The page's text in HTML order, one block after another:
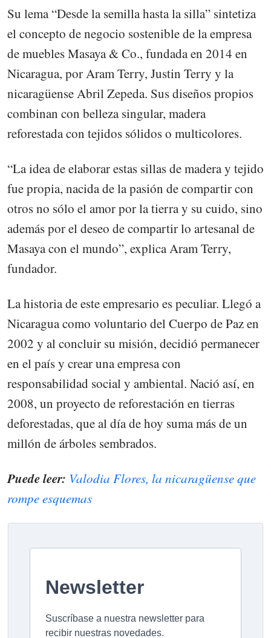
Su lema “Desde la semilla hasta la silla” sintetiza
el concepto de negocio sostenible de la empresa
de muebles Masaya & Co., fundada en 2014 en
Nicaragua, por Aram Terry, Justin Terry y la
nicaragüense Abril Zepeda. Sus diseños propios
combinan con belleza singular, madera
reforestada con tejidos sólidos o multicolores.
“La idea de elaborar estas sillas de madera y tejido
fue propia, nacida de la pasión de compartir con
otros no sólo el amor por la tierra y su cuido, sino
además por el deseo de compartir lo artesanal de
Masaya con el mundo”, explica Aram Terry,
fundador.
La historia de este empresario es peculiar. Llegó a
Nicaragua como voluntario del Cuerpo de Paz en
2002 y al concluir su misión, decidió permanecer
en el país y crear una empresa con
responsabilidad social y ambiental. Nació así, en
2008, un proyecto de reforestación en tierras
deforestadas, que al día de hoy suma más de un
millón de árboles sembrados.
Puede leer: Valodia Flores, la nicaragüense que
rompe esquemas